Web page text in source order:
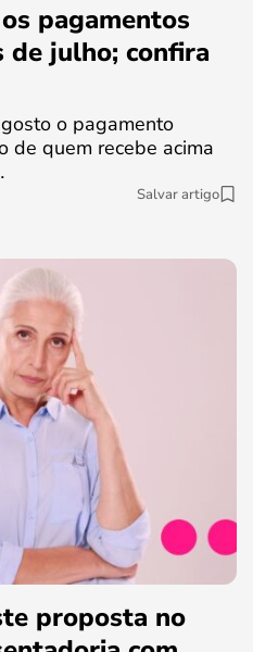
pagamentos
de julho; confira
o pagamento
de quem recebe acima
Salvar artigo
proposta no